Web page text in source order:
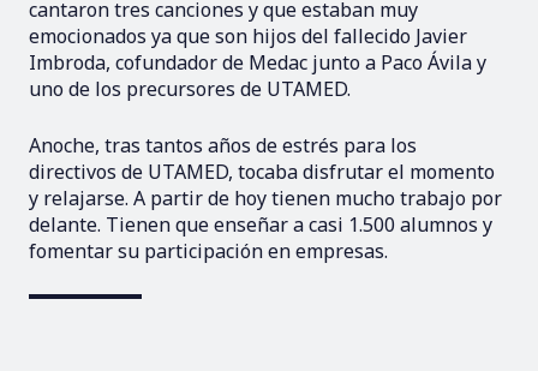
cantaron tres canciones y que estaban muy
emocionados ya que son hijos del fallecido Javier
Imbroda, cofundador de Medac junto a Paco Ávila y
uno de los precursores de UTAMED.
Anoche, tras tantos años de estrés para los
directivos de UTAMED, tocaba disfrutar el momento
y relajarse. A partir de hoy tienen mucho trabajo por
delante. Tienen que enseñar a casi 1.500 alumnos y
fomentar su participación en empresas.